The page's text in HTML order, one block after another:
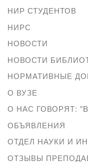
НИР СТУДЕНТОВ
НИРС
НОВОСТИ
НОВОСТИ
НОРМАТИВНЫЕ
О ВУЗЕ
О НАС ГОВОРЯТ:
ОБЪЯВЛЕНИЯ
ОТДЕЛ НАУКИ И
ОТЗЫВЫ